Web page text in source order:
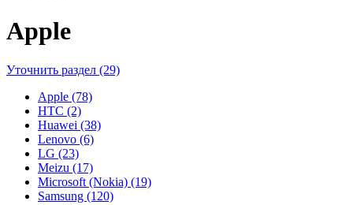
Apple
Уточнить раздел (29)
Apple (78)
HTC (2)
Huawei (38)
Lenovo (6)
LG (23)
Meizu (17)
Microsoft (Nokia) (19)
Samsung (120)